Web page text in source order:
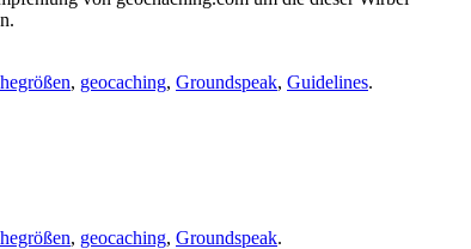
, geocaching, Groundspeak, Guidelines.
, geocaching, Groundspeak.